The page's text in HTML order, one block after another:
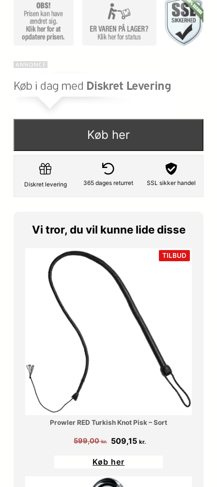
d
e
g
i
s
v
r
6
r
.
.
l
r
r
:
4
4
,
.
.
Køb her
Diskret levering 365 dages returret SSL sikker handel
Vi tror, du vil kunne lide disse
TILBUD
PÅ
Prowler RED Turkish Knot Pisk – Sort
599,00kr.
Den
pris
var:
509,15 kr.
Køb her